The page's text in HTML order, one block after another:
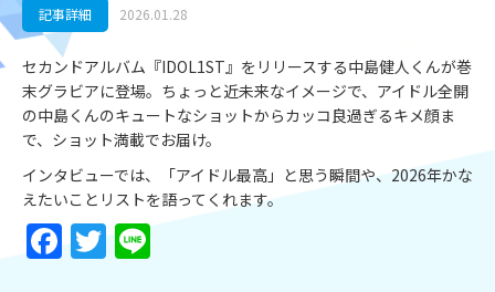
記事詳細 2026.01.28
セカンドアルバム『IDOL1ST』をリリースする中島健人くんが巻
末グラビアに登場。ちょっと近未来なイメージで、アイドル全開
の中島くんのキュートなショットからカッコ良過ぎるキメ顔ま
で、ショット満載でお届け。
インタビューでは、「アイドル最高」と思う瞬間や、2026年かな
えたいことリストを語ってくれます。
Facebook
Twitter